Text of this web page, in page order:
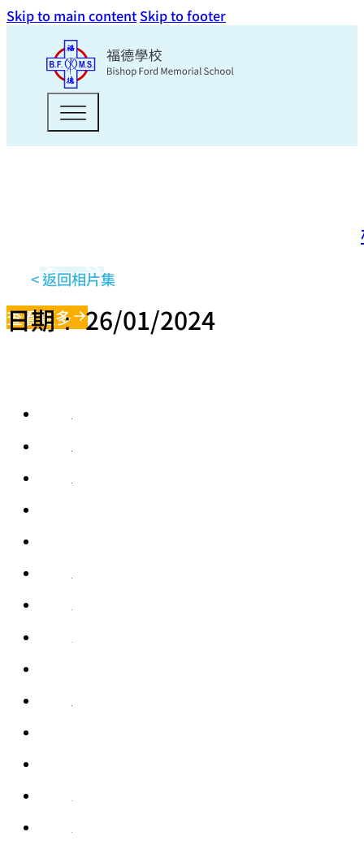
Skip to main content Skip to footer
< 返回相片集
查看更多
日期： 26/01/2024